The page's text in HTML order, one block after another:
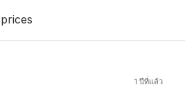
1 ปีที่แล้ว